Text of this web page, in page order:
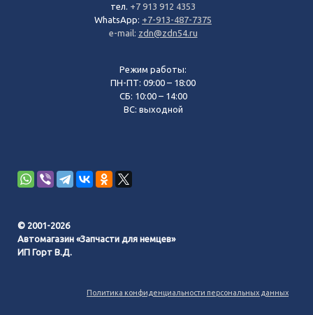
тел. +7 913 912 4353
WhatsApp: +7-913-487-7375
e-mail: zdn@zdn54.ru
Режим работы:
ПН-ПТ: 09:00 – 18:00
СБ: 10:00 – 14:00
ВС: выходной
© 2001-2026
Автомагазин «Запчасти для немцев»
ИП Горт В.Д.
Политика конфиденциальности персональных данных